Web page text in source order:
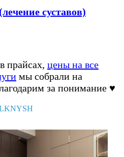
суставов)
прайсах, цены на все
мы собрали на
за понимание ♥️